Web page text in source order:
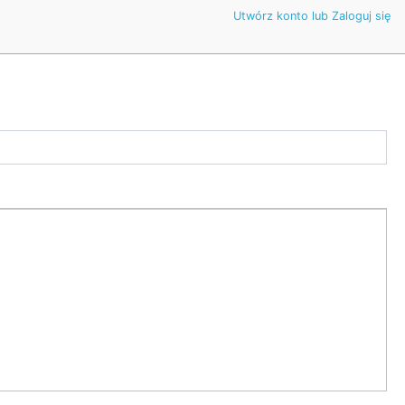
Utwórz konto lub Zaloguj się